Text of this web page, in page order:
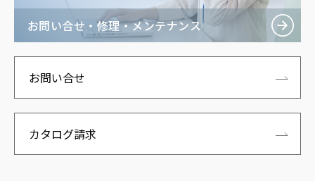
お問い合せ・修理・メンテナンス
お問い合せ
カタログ請求